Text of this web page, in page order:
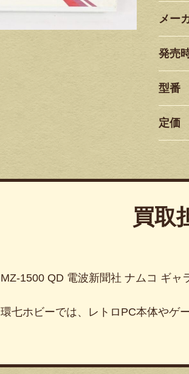
メー
発売
型番
定価
買取
MZ-1500 QD 電波新聞社 ナムコ ギャ
環七ホビーでは、レトロPC本体やゲ